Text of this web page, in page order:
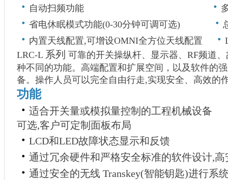
・ 自动扫频功能 ・
・ 省电休眠模式功能(0-30分钟可调可选) ・
・ 内置天线配置,可增设OMNI全方位天线配置 ・
LRC-L 系列 可靠的开关操纵杆、显示器、RF频道
种不同的功能。高端配置和扩展空间，以及软件的
备。操作人员可以完全自由行走,实现安全、高效的
功能
・ 适合开关量或模拟量控制的工程
可选,客户可定制面板布局
・ LCD和LED故障状态显示
・ 通过冗余硬件和严格安全标准的软件设计,
・ 通过安全的无线 Transkey(智能钥匙)进行系